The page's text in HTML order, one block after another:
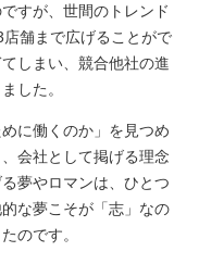
すが、世間のトレンド
舗まで広げることがで
しまい、競合他社の進
した。
に働くのか」を見つめ
会社として掲げる理念
夢やロマンは、ひとつ
な夢こそが「志」なの
のです。